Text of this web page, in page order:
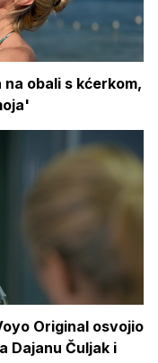
obali s kćerkom,
Original osvojio
Dajanu Čuljak i